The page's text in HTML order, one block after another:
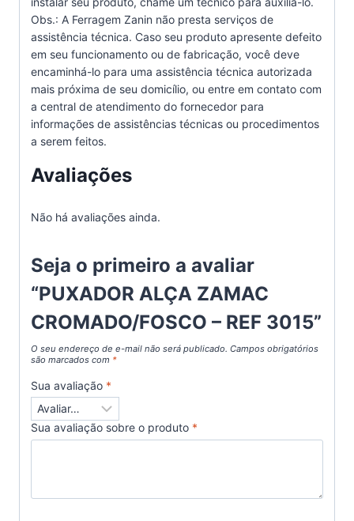
Obs.: A Ferragem Zanin não presta serviços de
assistência técnica. Caso seu produto apresente defeito
em seu funcionamento ou de fabricação, você deve
encaminhá-lo para uma assistência técnica autorizada
mais próxima de seu domicílio, ou entre em contato com
a central de atendimento do fornecedor para
informações de assistências técnicas ou procedimentos
a serem feitos.
Avaliações
Não há avaliações ainda.
Seja o primeiro a avaliar
“PUXADOR ALÇA ZAMAC
CROMADO/FOSCO – REF 3015”
O seu endereço de e-mail não será publicado. Campos obrigatórios
são marcados com *
Sua avaliação *
Sua avaliação sobre o produto *